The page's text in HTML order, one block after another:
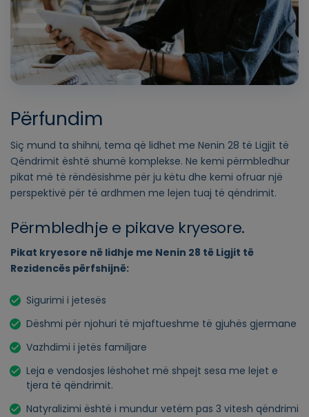
Përfundim
Siç mund ta shihni, tema që lidhet me Nenin 28 të Ligjit të
Qëndrimit është shumë komplekse. Ne kemi përmbledhur
pikat më të rëndësishme për ju këtu dhe kemi ofruar një
perspektivë për të ardhmen me lejen tuaj të qëndrimit.
Përmbledhje e pikave kryesore.
Pikat kryesore në lidhje me Nenin 28 të Ligjit të
Rezidencës përfshijnë:
Sigurimi i jetesës
Dëshmi për njohuri të mjaftueshme të gjuhës gjermane
Vazhdimi i jetës familjare
Leja e vendosjes lëshohet më shpejt sesa me lejet e
tjera të qëndrimit.
Natyralizimi është i mundur vetëm pas 3 vitesh qëndrimi